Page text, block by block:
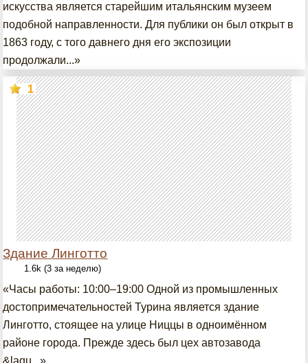
искусства является старейшим итальянским музеем
подобной направленности. Для публики он был открыт в
1863 году, с того давнего дня его экспозиции
продолжали...»
Здание Линготто
1
1.6k (3 за неделю)
«Часы работы: 10:00–19:00 Одной из промышленных
достопримечательностей Турина является здание
Линготто, стоящее на улице Ниццы в одноимённом
районе города. Прежде здесь был цех автозавода
&laqu...»